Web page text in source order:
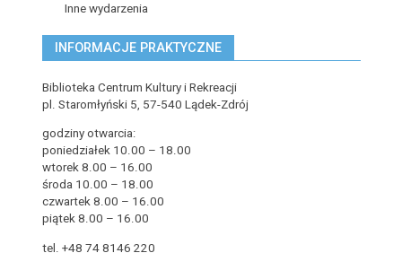
Inne wydarzenia
INFORMACJE PRAKTYCZNE
Biblioteka Centrum Kultury i Rekreacji
pl. Staromłyński 5, 57-540 Lądek-Zdrój
godziny otwarcia:
poniedziałek 10.00 – 18.00
wtorek 8.00 – 16.00
środa 10.00 – 18.00
czwartek 8.00 – 16.00
piątek 8.00 – 16.00
tel. +48 74 8146 220